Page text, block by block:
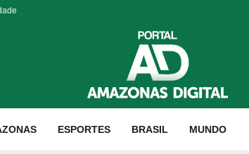
ESPORTES BRASIL MUNDO